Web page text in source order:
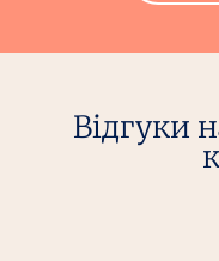
Відгуки